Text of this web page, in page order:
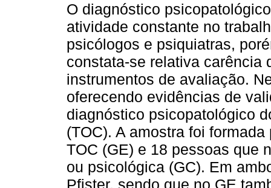
O diagnóstico
atividade constante no
psicólogos e psiquiatras,
constata-se relativa carência
instrumentos de avaliação.
oferecendo evidências de
diagnóstico psicopatológico
(TOC). A amostra foi
TOC (GE) e 18 pessoas que
ou psicológica (GC). Em
Pfister, sendo que no GE